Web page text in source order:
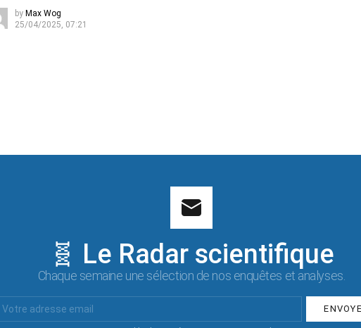
by Max Wog
25/04/2025, 07:21
🧬 Le Radar scientifique
Chaque semaine une sélection de nos enquêtes et analyses.
Email